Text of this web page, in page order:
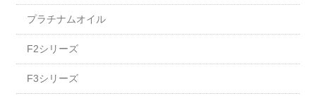
プラチナムオイル
F2シリーズ
F3シリーズ